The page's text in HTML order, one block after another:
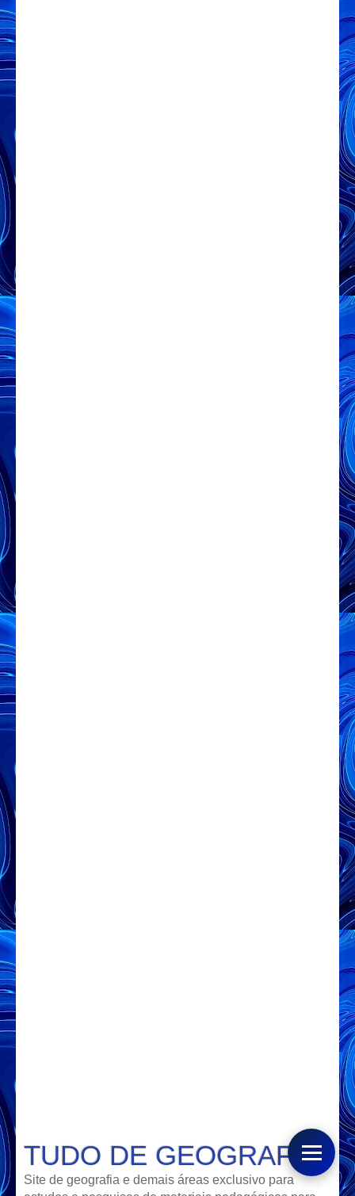
TUDO DE GEOGRAFIA
Site de geografia e demais áreas exclusivo para